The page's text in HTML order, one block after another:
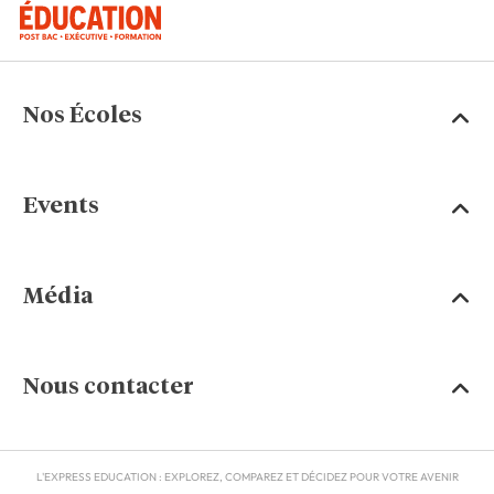
Nos Écoles
Events
Média
Nous contacter
L'EXPRESS EDUCATION : EXPLOREZ, COMPAREZ ET DÉCIDEZ POUR VOTRE AVENIR